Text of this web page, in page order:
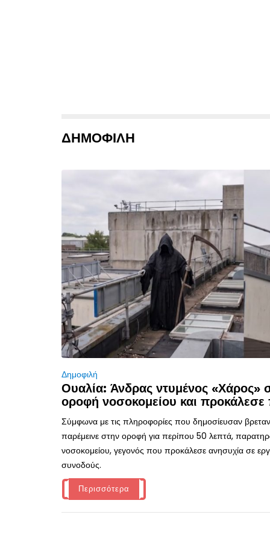
ΔΗΜΟΦΙΛΗ
Δημοφιλή
Ουαλία: Άνδρας ντυμένος
οροφή νοσοκομείου και προκάλεσε
Σύμφωνα με τις πληροφορίες που δημοσίευσαν
παρέμεινε στην οροφή για περίπου 50 λεπτά,
νοσοκομείου, γεγονός που προκάλεσε ανησυχία σε
συνοδούς.
Περισσότερα